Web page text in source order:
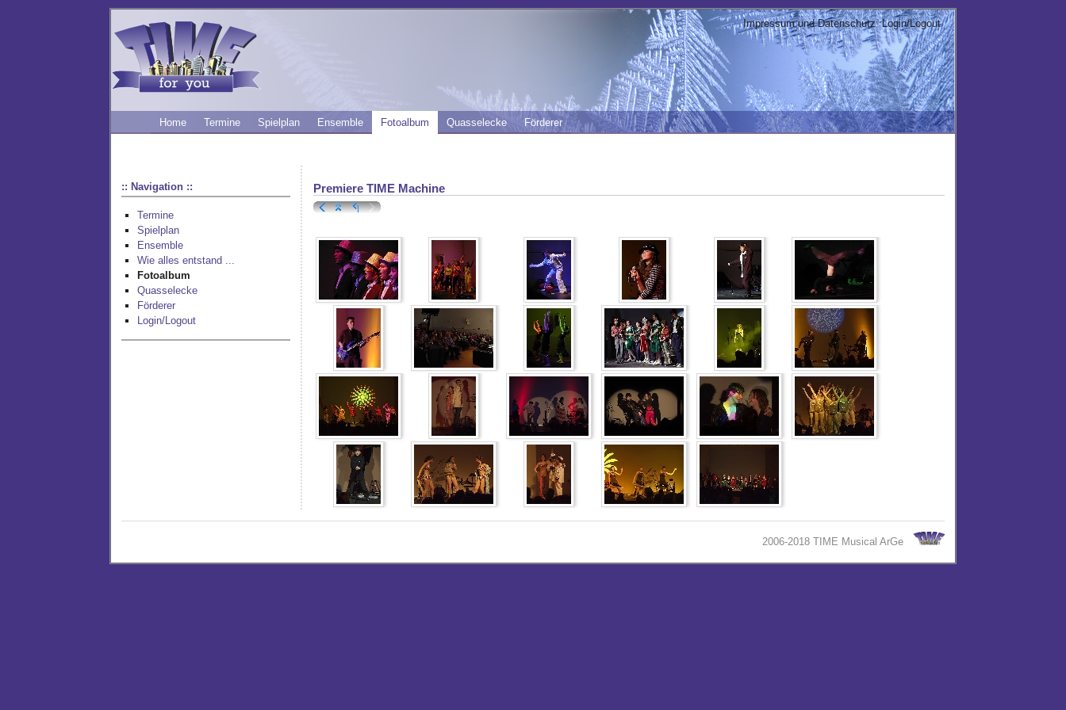
Impressum und Datenschutz Login/Logout
Home Termine Spielplan Ensemble Fotoalbum Quasselecke Förderer
:: Navigation ::
Termine
Spielplan
Ensemble
Wie alles entstand ...
Fotoalbum
Quasselecke
Förderer
Login/Logout
Premiere TIME Machine
2006-2018 TIME Musical ArGe